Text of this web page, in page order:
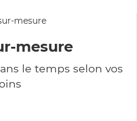
mesure
le temps selon vos